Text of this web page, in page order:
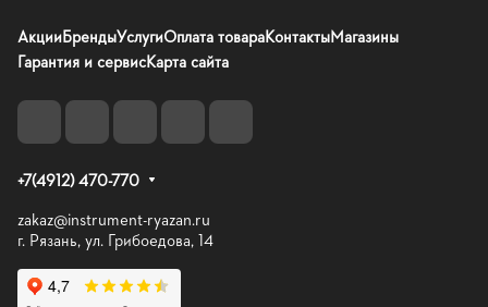
АкцииБрендыУслугиОплата товараКонтактыМагазины
Гарантия и сервисКарта сайта
+7(4912) 470-770
zakaz@instrument-ryazan.ru
г. Рязань, ул. Грибоедова, 14